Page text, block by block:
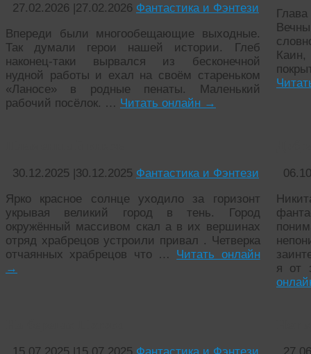
27.02.2026 |27.02.2026 Фантастика и Фэнтези
Впереди были многообещающие выходные.
Так думали герои нашей истории. Глеб
наконец-таки вырвался из бесконечной
нудной работы и ехал на своём стареньком
«Ланосе» в родные пенаты. Маленький
рабочий посёлок. … Читать онлайн →
30.12.2025 |30.12.2025 Фантастика и Фэнтези
Ярко красное солнце уходило за горизонт
укрывая великий город в тень. Город
окружённый массивом скал а в их вершинах
отряд храбрецов устроили привал . Четверка
отчаянных храбрецов что … Читать онлайн
→
я от